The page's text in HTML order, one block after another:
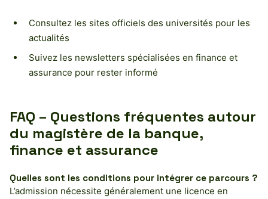
Consultez les sites officiels des universités pour les
actualités
Suivez les newsletters spécialisées en finance et
assurance pour rester informé
FAQ – Questions fréquentes autour
du magistère de la banque,
finance et assurance
Quelles sont les conditions pour intégrer ce parcours ?
L’admission nécessite généralement une licence en